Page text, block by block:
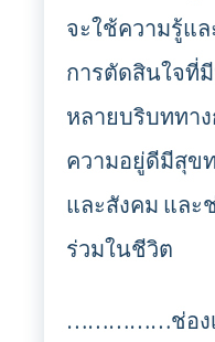
จะใช้ความรู้แ
การตัดสินใจที่
หลายบริบททาง
ความอยู่ดีมีสุข
และสังคม และ
ร่วมในชีวิต
……………ช่องเ